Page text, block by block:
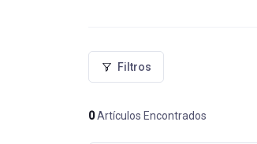
Filtros
0Artículos Encontrados